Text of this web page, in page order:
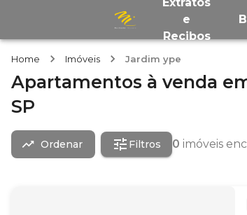
e
Recibos
Home Imóveis Jardim ype
Apartamentos à venda
SP
Ordenar Filtros 0 imóveis